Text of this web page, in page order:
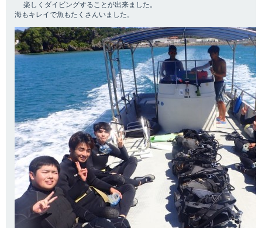
楽しくダイビングすることが出来ました。
海もキレイで魚もたくさんいました。